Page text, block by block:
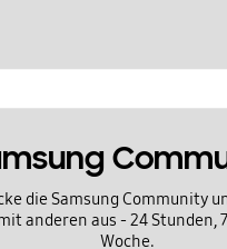
die Samsung Community
anderen aus - 24 Stunden,
Woche.